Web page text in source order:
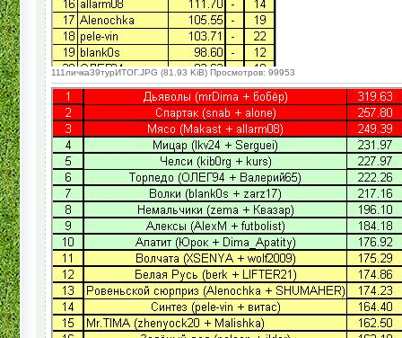
111личка39турИТОГ.JPG (81.93 KiB) Просмотров: 99953